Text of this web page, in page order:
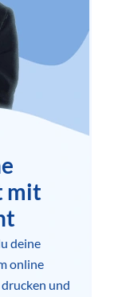
mit
deine
online
und